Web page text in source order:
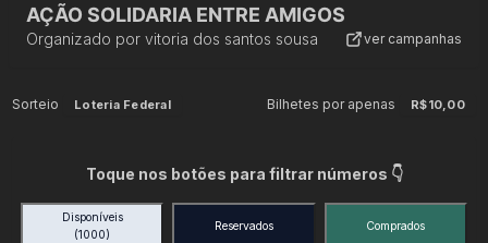
AÇÃO SOLIDARIA ENTRE AMIGOS
Organizado por vitoria dos santos sousa ver campanhas
Sorteio Loteria Federal Bilhetes por apenas R$10,00
Toque nos botões para filtrar números 👇
Disponíveis
(1000)
Reservados Comprados